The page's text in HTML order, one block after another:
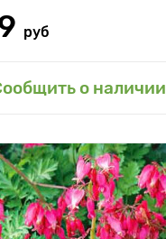
руб
о наличии